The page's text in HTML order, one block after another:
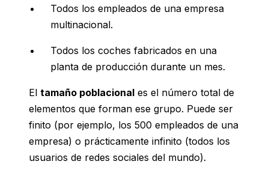
Todos los empleados de una empresa
multinacional.
Todos los coches fabricados en una
planta de producción durante un mes.
El tamaño poblacional es el número total de
elementos que forman ese grupo. Puede ser
finito (por ejemplo, los 500 empleados de una
empresa) o prácticamente infinito (todos los
usuarios de redes sociales del mundo).